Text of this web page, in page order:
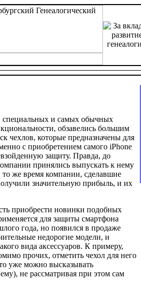
специальных и самых обычных
обзавелись большим
чехлов, которые предназначены для
с приобретением самого iPhone
защиту. Правда, до
принялись выпускать к нему
же время компании, сделавшие
значительную прибыль, и их
приобрести новинки подобных
для защиты смартфона
года, но появился в продаже
недорогие модели, и
вида аксессуаров. К примеру,
прочих, отметить чехол для него
уже можно высказывать
не рассматривая при этом сам